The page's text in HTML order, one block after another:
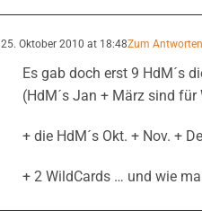
25. Oktober 2010 at 18:48Zum
Es gab doch erst 9 HdM´s
(HdM´s Jan + März sind
+ die HdM´s Okt. + Nov. +
+ 2 WildCards … und wie